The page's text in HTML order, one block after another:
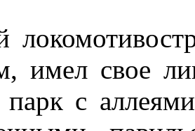
имел свое
парк с